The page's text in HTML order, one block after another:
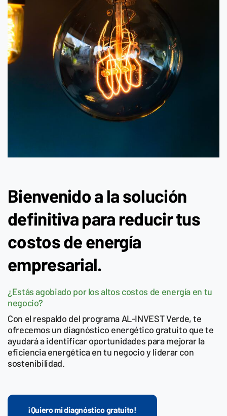
Bienvenido a la solución
definitiva para reducir tus
costos de energía
empresarial.
¿Estás agobiado por los altos costos de energía en tu
negocio?
Con el respaldo del programa AL-INVEST Verde, te
ofrecemos un diagnóstico energético gratuito que te
ayudará a identificar oportunidades para mejorar la
eficiencia energética en tu negocio y liderar con
sostenibilidad.
¡Quiero mi diagnóstico gratuito!